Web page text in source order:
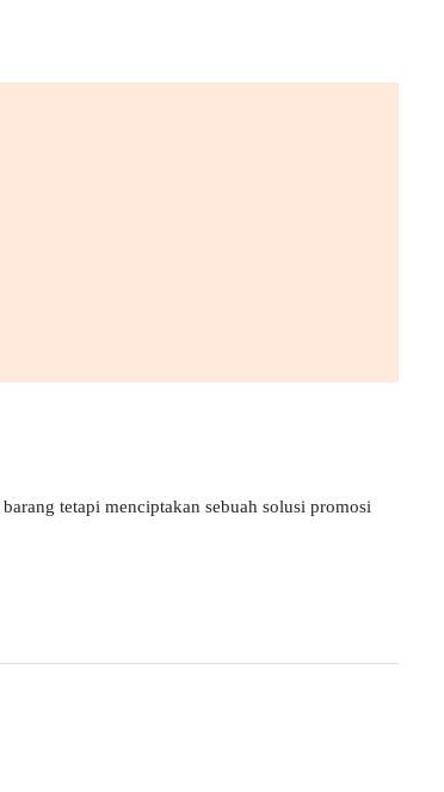
tetapi menciptakan sebuah solusi promosi